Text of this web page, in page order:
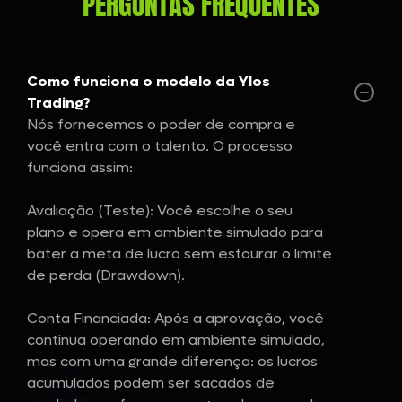
Como funciona o modelo da Ylos
Trading?
Nós fornecemos o poder de compra e
você entra com o talento. O processo
funciona assim:
Avaliação (Teste): Você escolhe o seu
plano e opera em ambiente simulado para
bater a meta de lucro sem estourar o limite
de perda (Drawdown).
Conta Financiada: Após a aprovação, você
continua operando em ambiente simulado,
mas com uma grande diferença: os lucros
acumulados podem ser sacados de